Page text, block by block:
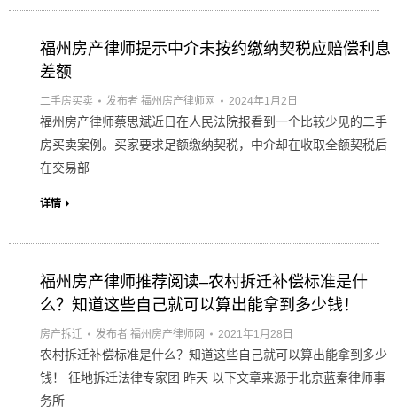
福州房产律师提示中介未按约缴纳契税应赔偿利息
差额
二手房买卖 发布者 福州房产律师网 2024年1月2日
福州房产律师蔡思斌近日在人民法院报看到一个比较少见的二手
房买卖案例。买家要求足额缴纳契税，中介却在收取全额契税后
在交易部
详情
福州房产律师推荐阅读–农村拆迁补偿标准是什
么？知道这些自己就可以算出能拿到多少钱！
房产拆迁 发布者 福州房产律师网 2021年1月28日
农村拆迁补偿标准是什么？知道这些自己就可以算出能拿到多少
钱！ 征地拆迁法律专家团 昨天 以下文章来源于北京蓝秦律师事
务所